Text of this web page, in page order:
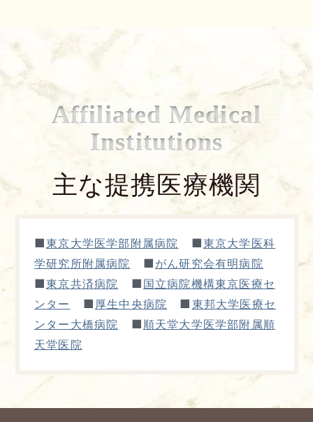
Affiliated Medical
Institutions
主な提携医療機関
■東京大学医学部附属病院 ■東京大学医科
学研究所附属病院
■ がん研究会有明病院
■東京共済病院 ■ 国立病院機構東京医療セ
ンター
■ 厚生中央病院 ■ 東邦大学医療セ
ンター大橋病院
■ 順天堂大学医学部附属順
天堂医院